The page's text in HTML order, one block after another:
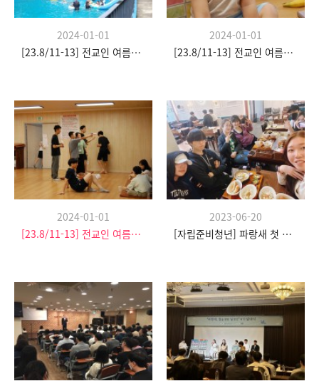
2024-01-01
[23.8/11-13] 전교인 여름수련회
2024-01-01
[23.8/11-13] 전교인 여름수련회
2024-01-01
[23.8/11-13] 전교인 여름수련회
2023-06-20
[자립준비청년] 파랑새 첫 모임